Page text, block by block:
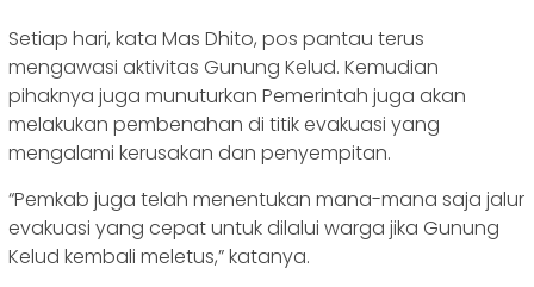
Setiap hari, kata Mas Dhito, pos pantau terus
mengawasi aktivitas Gunung Kelud. Kemudian
pihaknya juga munuturkan Pemerintah juga akan
melakukan pembenahan di titik evakuasi yang
mengalami kerusakan dan penyempitan.
“Pemkab juga telah menentukan mana-mana saja jalur
evakuasi yang cepat untuk dilalui warga jika Gunung
Kelud kembali meletus,” katanya.